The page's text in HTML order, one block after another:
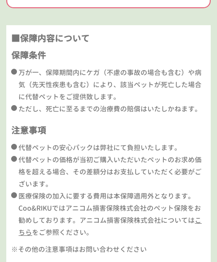
■保障内容について
保障条件
万が一、保障期間内にケガ（不慮の事故の場合も含む）や病
気（先天性疾患も含む）により、該当ペットが死亡した場合
に代替ペットをご提供致します。
ただし、死亡に至るまでの治療費の賠償はいたしかねます。
注意事項
代替ペットの安心パックは弊社にて負担いたします。
代替ペットの価格が当初ご購入いただいたペットのお求め価
格を超える場合、その差額分はお支払していただく必要がご
ざいます。
医療保険の加入に要する費用は本保障適用外となります。
Coo&RIKUではアニコム損害保険株式会社のペット保険をお
勧めしております。アニコム損害保険株式会社についてはこ
ちらをご参照ください。
※その他の注意事項はお問い合わせください